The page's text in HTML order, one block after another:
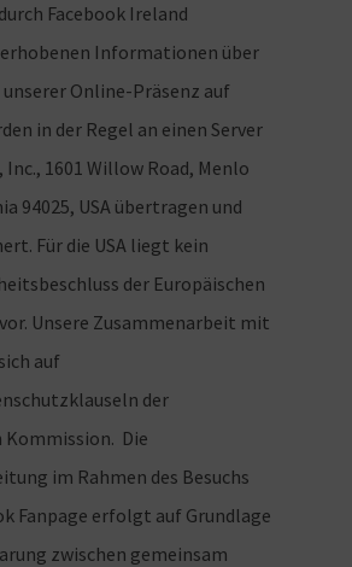
Facebook Ireland
Informationen über
Online-Präsenz auf
in der Regel an einen Server
Inc., 1601 Willow Road, Menlo
94025, USA übertragen und
Für die USA liegt kein
der Europäischen
Unsere Zusammenarbeit mit
auf
der
Kommission. Die
im Rahmen des Besuchs
Fanpage erfolgt auf Grundlage
zwischen gemeinsam